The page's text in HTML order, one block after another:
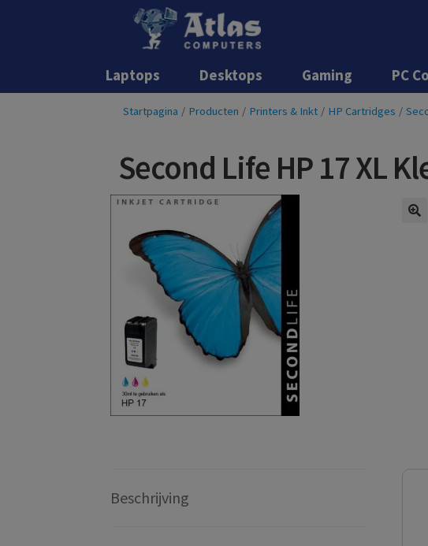
Laptops Desktops Gaming PC
Startpagina / Producten / Printers & Inkt / HP Cartridges /
Second Life HP 17 XL
Beschrijving